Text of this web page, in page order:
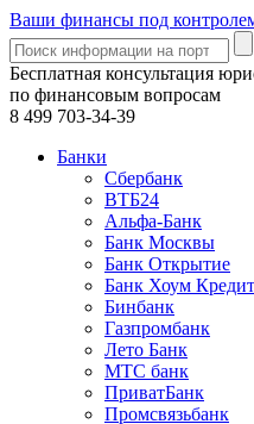
Ваши финансы под
Бесплатная консультация
по финансовым вопросам
8 499 703-34-39
Банки
Сбербанк
ВТБ24
Альфа-Банк
Банк Москвы
Банк Открытие
Банк Хоум Кредит
Бинбанк
Газпромбанк
Лето Банк
МТС банк
ПриватБанк
Промсвязьбанк